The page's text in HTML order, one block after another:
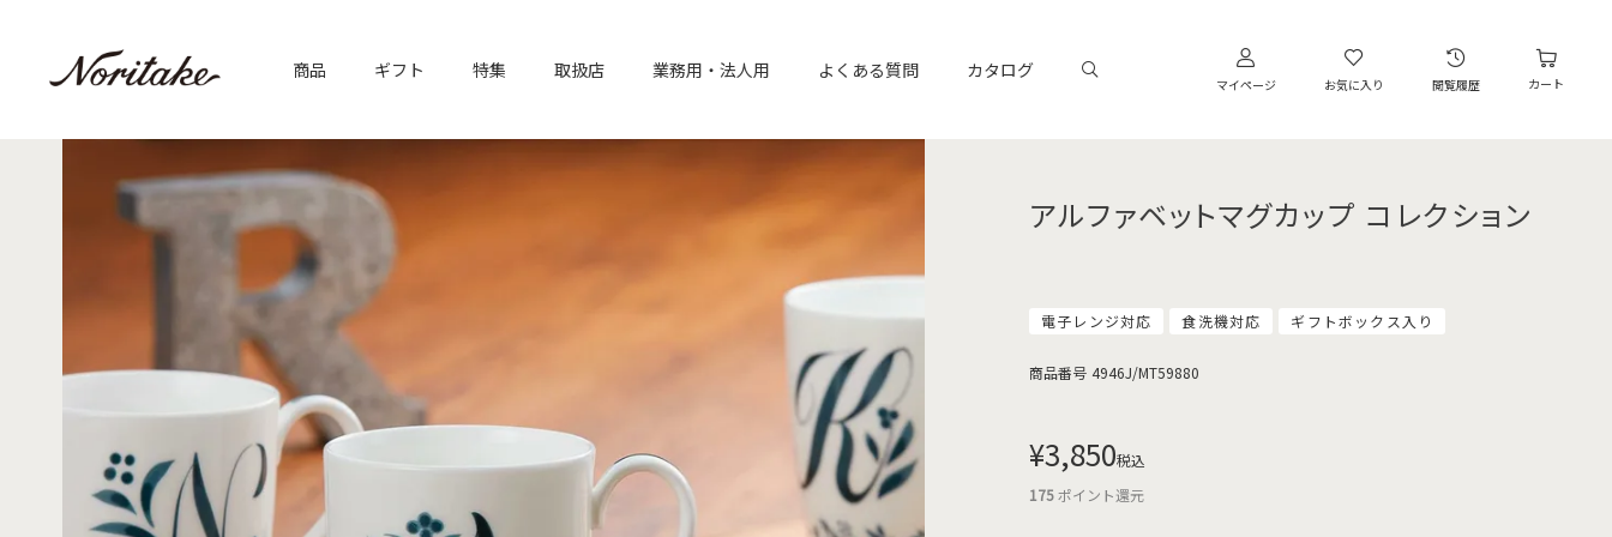
商品 ギフト 特集 取扱店 業務用・法人用 よくある質問 カタログ
マイページ お気に入り 閲覧履歴 カート
アルファベットマグカップ コレクション
電子レンジ対応 食洗機対応 ギフトボックス入り
商品番号 4946J/MT59880
¥3,850税込
175ポイント還元